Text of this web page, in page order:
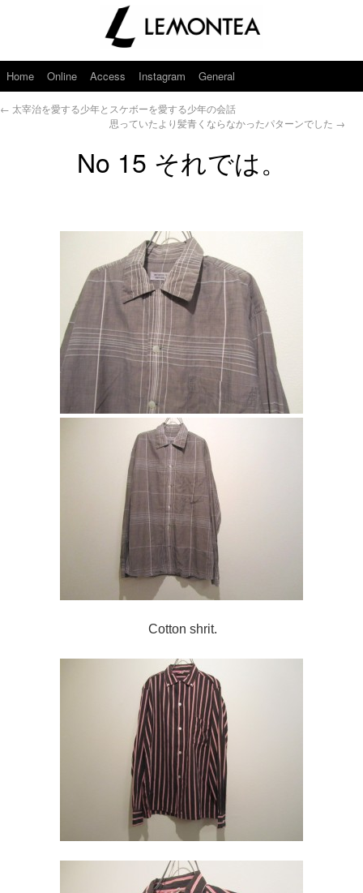
Home Online Access Instagram General
← 太宰治を愛する少年とスケボーを愛する少年の会話
思っていたより髪青くならなかったパターンでした →
No 15 それでは。
Cotton shrit.